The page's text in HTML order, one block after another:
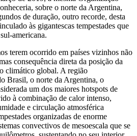
sobre o norte da Argentina,
de duração, outro recorde, desta
às gigantescas tempestades que
terem ocorrido em países vizinhos não
consequência direta da posição da
climático global. A região
Brasil, o norte da Argentina, o
um dos maiores hotspots de
à combinação de calor intenso,
e circulação atmosférica
organizadas de enorme
convectivos de mesoescala que se